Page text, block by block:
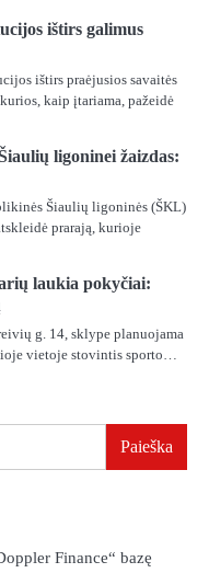
ištirs galimus
ištirs praėjusios savaitės
kaip įtariama, pažeidė
ligoninei žaizdas:
Šiaulių ligoninės (ŠKL)
prarają, kurioje
laukia pokyčiai:
g. 14, sklype planuojama
vietoje stovintis sporto…
Paieška
Finance“ bazę